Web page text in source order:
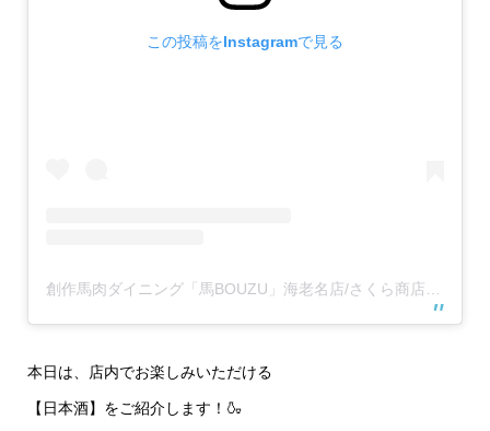
この投稿をInstagramで見る
本日は、店内でお楽しみいただける
【日本酒】をご紹介します！🍶